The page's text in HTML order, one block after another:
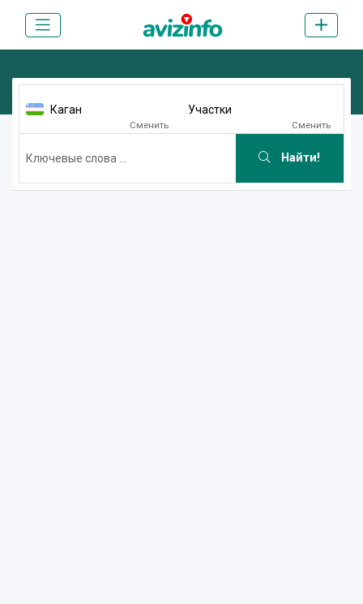
Каган
Сменить
Участки
Сменить
Найти!